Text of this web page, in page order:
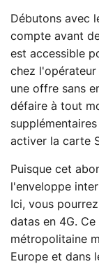
Débutons avec
compte avant
est accessible
chez l'opérateur
une offre sans
défaire à tout
activer la carte
Puisque cet
l'enveloppe
Ici, vous
datas en 4G.
métropolitaine
Europe et dans